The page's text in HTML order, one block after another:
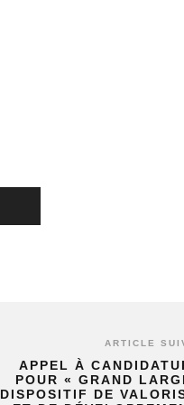
ARTICLE
APPEL À
POUR « GRAND
DISPOSITIF DE